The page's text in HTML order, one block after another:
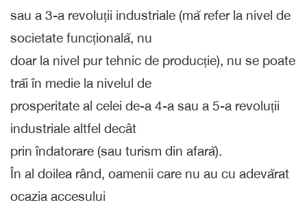
sau a 3-a revoluții industriale (mă refer la nivel de
societate funcțională, nu
doar la nivel pur tehnic de producție), nu se poate
trăi în medie la nivelul de
prosperitate al celei de-a 4-a sau a 5-a revoluții
industriale altfel decât
prin îndatorare (sau turism din afară).
În al doilea rând, oamenii care nu au cu adevărat
ocazia accesului